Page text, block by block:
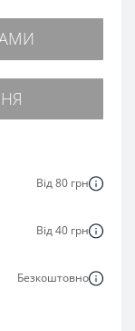
Від 80 грн
Від 40 грн
Безкоштовно